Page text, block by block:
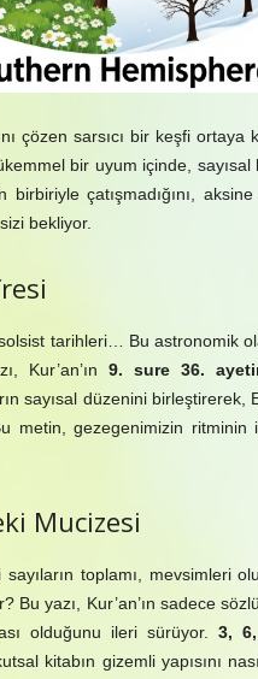
çözen sarsıcı bir keşfi
bir uyum içinde,
çatışmadığını,
bekliyor.
tarihleri… Bu astronomik
Kur’an’ın 9. sure 36.
sayısal düzenini birleştirerek,
metin, gezegenimizin ritminin
Mucizesi
toplamı, mevsimleri
Bu yazı, Kur’an’ın sadece
olduğunu ileri sürüyor. 3,
kitabın gizemli yapısını